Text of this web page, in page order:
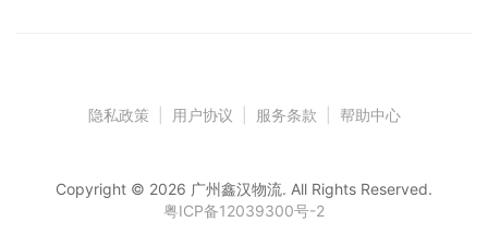
隐私政策 用户协议 服务条款 帮助中心
Copyright © 2026 广州鑫汉物流. All Rights Reserved.
粤ICP备12039300号-2